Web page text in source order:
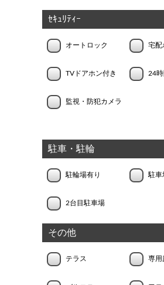
ｾｷｭﾘﾃｨｰ
オートロック 宅配
TVドアホン付き 24時
監視・防犯カメラ
駐車・駐輪
駐輪場有り 駐車
2台目駐車場
その他
テラス 専用